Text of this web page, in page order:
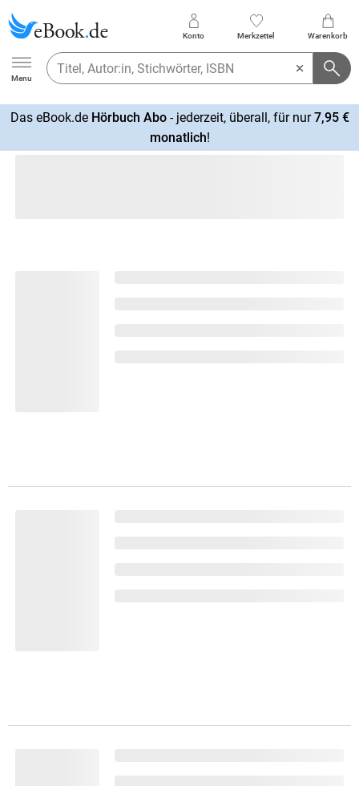
Ebook.de
Menu
Konto Merkzettel Warenkorb
Das eBook.de Hörbuch Abo- jederzeit, überall, für nur7,95 €
monatlich!